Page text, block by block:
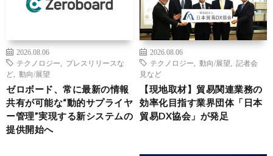
2026.08.06
テクノロジー
プレスリリースな
ど
動向/展望
ゼロボード、常に最新の情報
共有が可能な“動的サプライヤ
ー管理”実現する新システムの
提供開始へ
2026.08.06
テクノロジー
動向/展望
記者会
見など
【現地取材】貿易関連業務の
効率化目指す業界団体「日本
貿易DX協会」が発足